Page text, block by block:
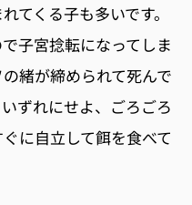
てくる子も多いです。
子宮捻転になってしま
緒が締められて死んで
ずれにせよ、ごろごろ
に自立して餌を食べて